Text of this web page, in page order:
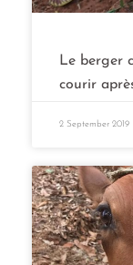
Le berger
courir
2 September 2019